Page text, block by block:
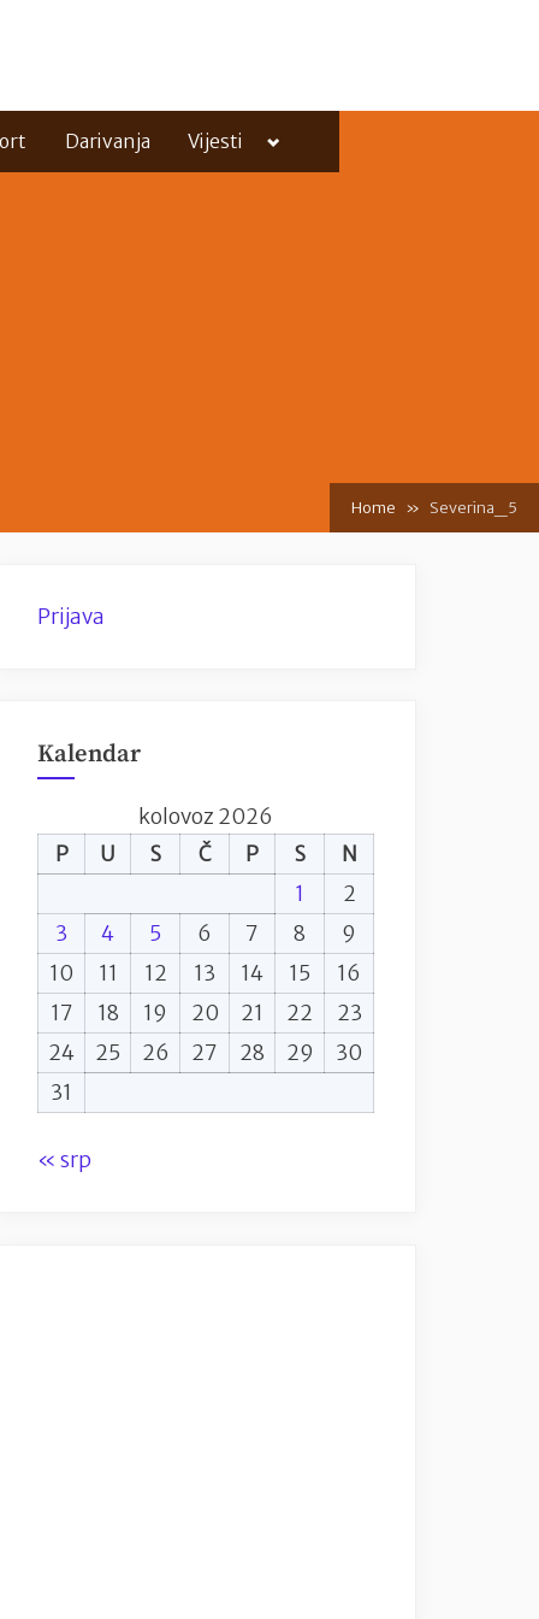
Darivanja Vijesti
Toggle
menu
Home Severina_5
Prijava
Kalendar
kolovoz 2026
P
U S Č P S
N
1
2
3
4 5 6 7 8
9
10
11 12 13 14 15
16
17
18 19 20 21 22
23
24
25 26 27 28 29
30
31
« srp